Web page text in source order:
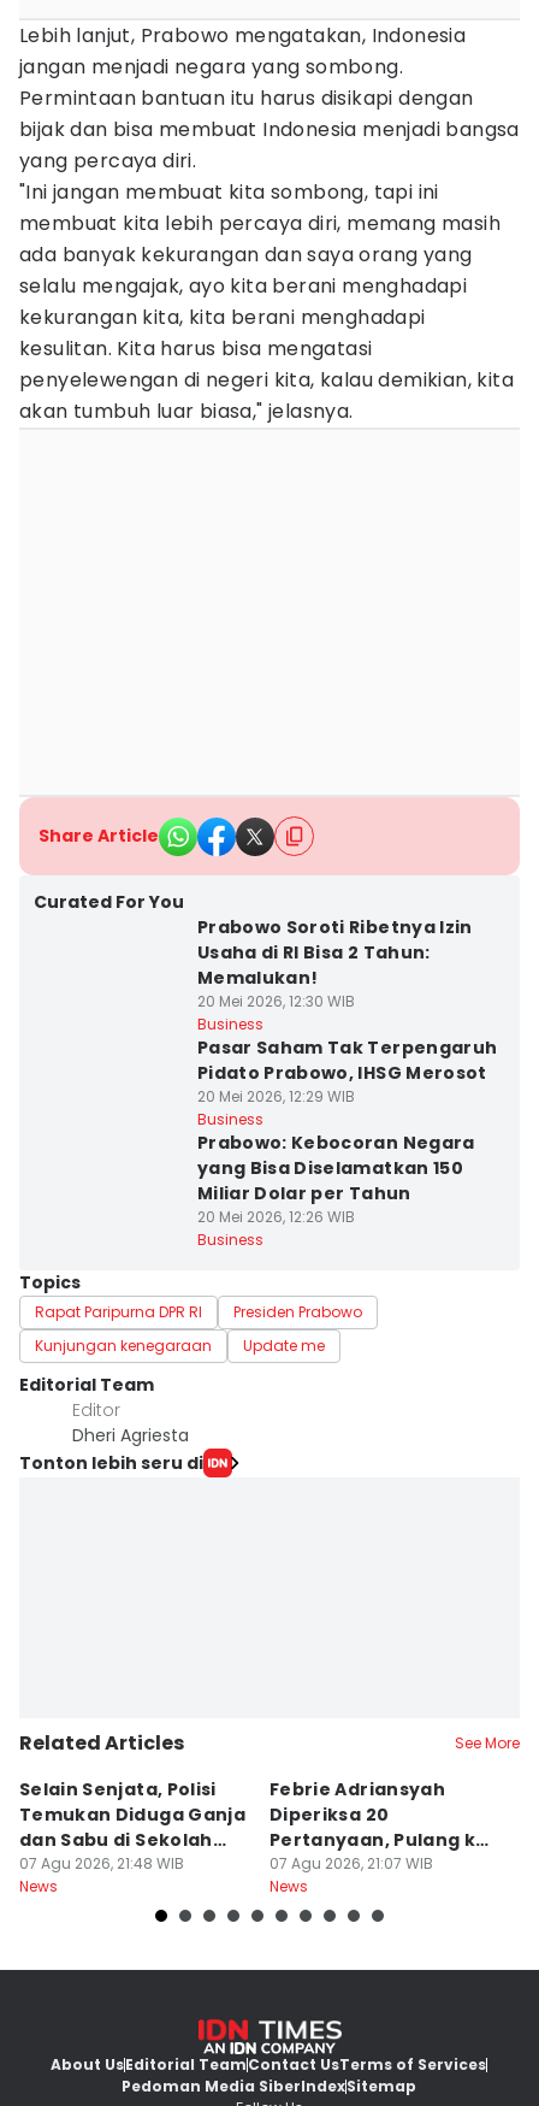
Lebih lanjut, Prabowo mengatakan, Indonesia
jangan menjadi negara yang sombong.
Permintaan bantuan itu harus disikapi dengan
bijak dan bisa membuat Indonesia menjadi bangsa
yang percaya diri.
"Ini jangan membuat kita sombong, tapi ini
membuat kita lebih percaya diri, memang masih
ada banyak kekurangan dan saya orang yang
selalu mengajak, ayo kita berani menghadapi
kekurangan kita, kita berani menghadapi
kesulitan. Kita harus bisa mengatasi
penyelewengan di negeri kita, kalau demikian, kita
akan tumbuh luar biasa," jelasnya.
Share Article
Curated For You
Prabowo Soroti Ribetnya Izin
Usaha di RI Bisa 2 Tahun:
Memalukan!
20 Mei 2026, 12:30 WIB
Business
Pasar Saham Tak Terpengaruh
Pidato Prabowo, IHSG Merosot
20 Mei 2026, 12:29 WIB
Business
Prabowo: Kebocoran Negara
yang Bisa Diselamatkan 150
Miliar Dolar per Tahun
20 Mei 2026, 12:26 WIB
Business
Topics
Rapat Paripurna DPR RI
Presiden Prabowo
Kunjungan kenegaraan
Update me
Editorial Team
Editor
Dheri Agriesta
Tonton lebih seru di
Related Articles See More
Selain Senjata, Polisi
Temukan Diduga Ganja
dan Sabu di Sekolah
Jaksel
07 Agu 2026, 21:48 WIB
News
Febrie Adriansyah
Diperiksa 20
Pertanyaan, Pulang ke
KPK Pakai Rompi
07 Agu 2026, 21:07 WIB
News
About UsEditorial TeamContact UsTerms of Services
Pedoman Media SiberIndexSitemap